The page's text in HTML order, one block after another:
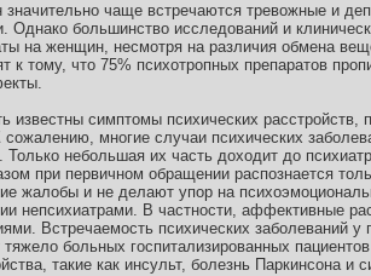
чаще встречаются тревожные и
Однако большинство исследований и
на женщин, несмотря на различия обмена
к тому, что 75% психотропных препаратов
известны симптомы психических
сожалению, многие случаи психических
Только небольшая их часть доходит до
при первичном обращении распознается
жалобы и не делают упор на
непсихиатрами. В частности, аффективные
Встречаемость психических заболеваний
больных госпитализированных
такие как инсульт, болезнь Паркинсона